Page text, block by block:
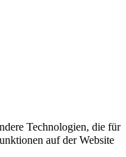
Technologien, die für
auf der Website